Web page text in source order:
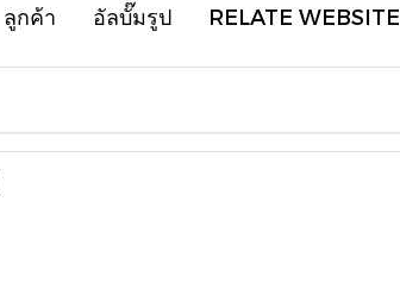
ลูกค้า อัลบั๊มรูป RELATE WEBSITE